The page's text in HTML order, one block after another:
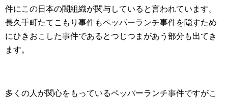
件にこの日本の闇組織が関与していると言われています。
長久手町たてこもり事件もペッパーランチ事件を隠すため
にひきおこした事件であるとつじつまがあう部分も出てき
ます。
多くの人が関心をもっているペッパーランチ事件ですがこ